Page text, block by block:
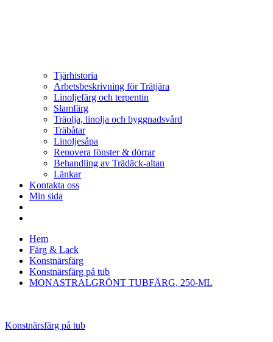
Tjärhistoria
Arbetsbeskrivning för Trätjära
Linoljefärg och terpentin
Slamfärg
Träolja, linolja och byggnadsvård
Träbåtar
Linoljesåpa
Renovera fönster & dörrar
Behandling av Trädäck-altan
Länkar
Kontakta oss
Min sida
Hem
Färg & Lack
Konstnärsfärg
Konstnärsfärg på tub
MONASTRALGRÖNT TUBFÄRG, 250-ML
Konstnärsfärg på tub